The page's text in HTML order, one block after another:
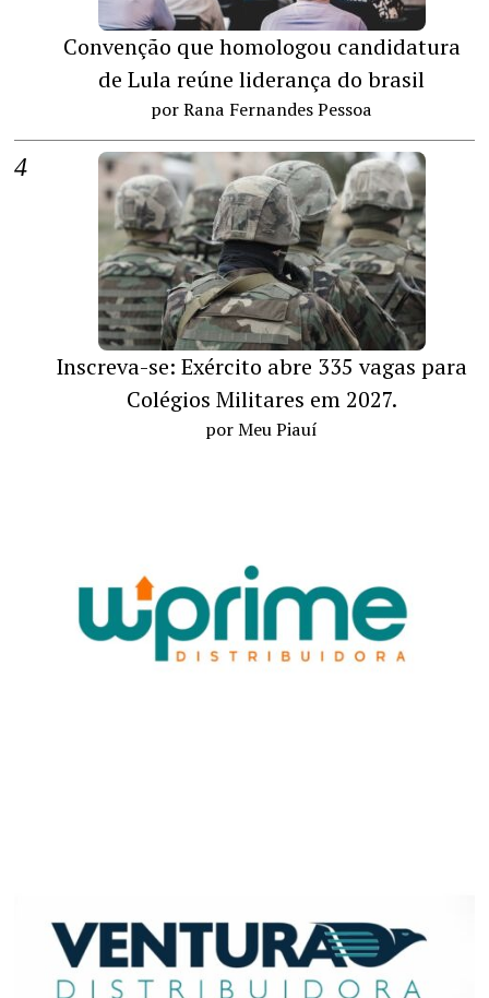
Convenção que homologou candidatura
de Lula reúne liderança do brasil
por Rana Fernandes Pessoa
Inscreva-se: Exército abre 335 vagas para
Colégios Militares em 2027.
por Meu Piauí